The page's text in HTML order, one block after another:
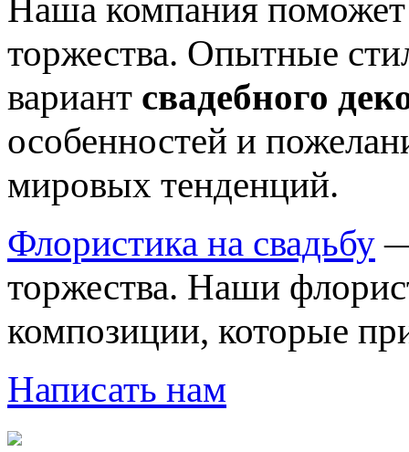
Наша компания поможет
торжества. Опытные
вариант свадебного
особенностей и
мировых тенденций.
Флористика на свадьбу
торжества. Наши
композиции, которые
Написать нам